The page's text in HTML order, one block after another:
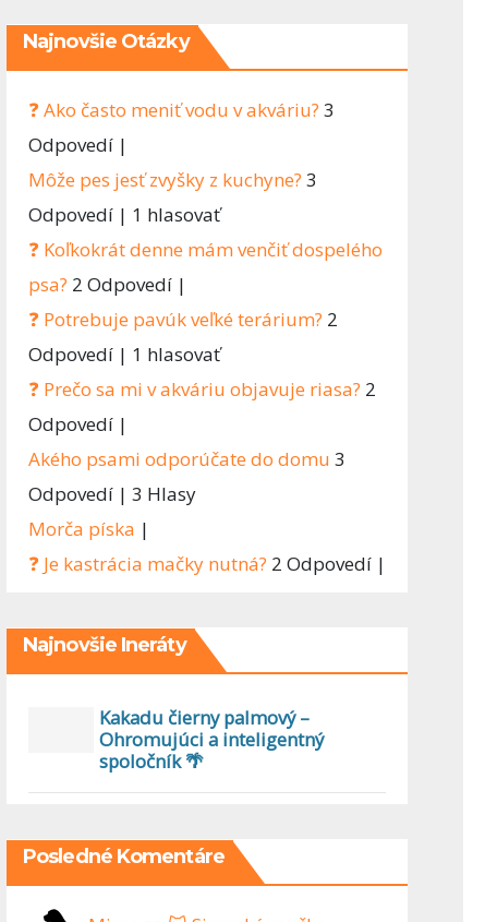
Najnovšie Otázky
❓ Ako často meniť vodu v akváriu? 3
Odpovedí |
Môže pes jesť zvyšky z kuchyne? 3
Odpovedí | 1 hlasovať
❓ Koľkokrát denne mám venčiť dospelého
psa? 2 Odpovedí |
❓ Potrebuje pavúk veľké terárium? 2
Odpovedí | 1 hlasovať
❓ Prečo sa mi v akváriu objavuje riasa? 2
Odpovedí |
Akého psami odporúčate do domu 3
Odpovedí | 3 Hlasy
Morča píska |
❓ Je kastrácia mačky nutná? 2 Odpovedí |
Najnovšie Ineráty
Kakadu čierny palmový –
Ohromujúci a inteligentný
spoločník 🌴
Posledné Komentáre